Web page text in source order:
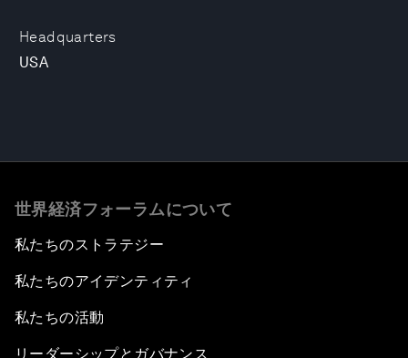
Headquarters
USA
世界経済フォーラムについて
私たちのストラテジー
私たちのアイデンティティ
私たちの活動
リーダーシップとガバナンス